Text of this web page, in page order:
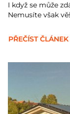
I když se může
Nemusíte však
PŘEČÍST ČLÁNEK